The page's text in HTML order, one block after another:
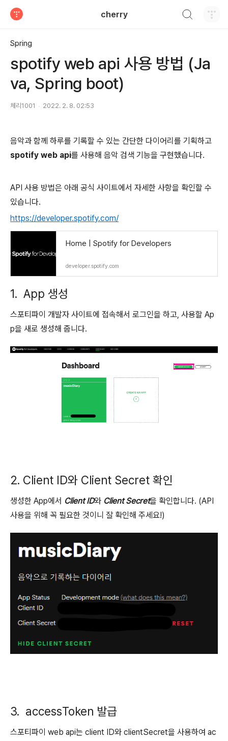
cherry
Spring
spotify web api 사용 방법 (Ja
va, Spring boot)
체리1001 2022. 2. 8. 02:53
음악과 함께 하루를 기록할 수 있는 간단한 다이어리를 기획하고
spotify web api를 사용해 음악 검색 기능을 구현했습니다.
API 사용 방법은 아래 공식 사이트에서 자세한 사항을 확인할 수
있습니다.
https://developer.spotify.com/
Home | Spotify for Developers
developer.spotify.com
1. App 생성
스포티파이 개발자 사이트에 접속해서 로그인을 하고, 사용할 Ap
p을 새로 생성해 줍니다.
2. Client ID와 Client Secret 확인
생성한 App에서 Client ID와 Client Secret을 확인합니다. (API
사용을 위해 꼭 필요한 것이니 잘 확인해 주세요!)
3. accessToken 발급
스포티파이 web api는 client ID와 clientSecret을 사용하여 ac